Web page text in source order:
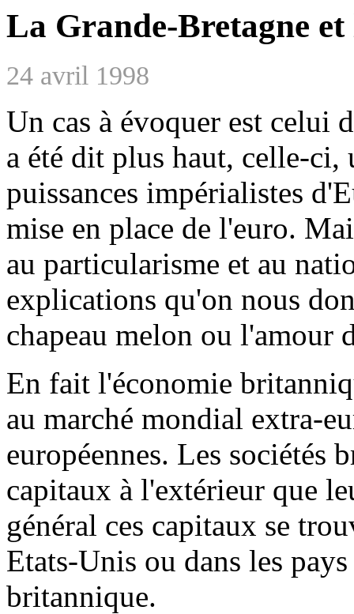
La Grande-Bretagne
24 avril 1998
Un cas à évoquer est celui
a été dit plus haut, celle-ci,
puissances impérialistes
mise en place de l'euro.
au particularisme et au
explications qu'on nous
chapeau melon ou l'amour
En fait l'économie
au marché mondial extra-
européennes. Les sociétés
capitaux à l'extérieur que
général ces capitaux se
Etats-Unis ou dans les
britannique.